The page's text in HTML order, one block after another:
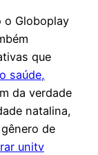
o Globoplay
que
saúde,
da verdade
natalina,
de
unitv